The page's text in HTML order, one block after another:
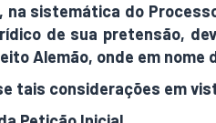
na sistemática do
de sua pretensão,
Alemão, onde em
tais considerações em